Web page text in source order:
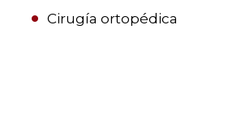
Cirugía ortopédica